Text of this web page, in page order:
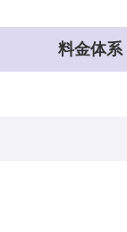
料金体系